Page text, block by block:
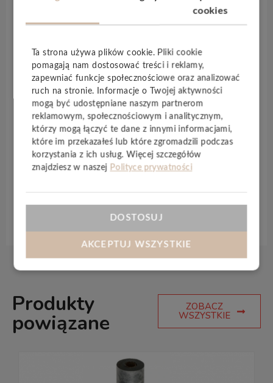
Specyfikacja techniczna
technologicznie rozwiązań, posiadają one
odzwierciedlającenaturalne drewno. Subtelne
oddzielenie desek wzmaga wizualne wrażenie
prawdziwego, drewnianego parkietu, a
równocześnie dodaje pomieszczeniom lekkości i
naturalnego designu. Dekory seriiSkyLinecechuje
niezwykle wysoka odporność na użytkowanie –
świetnie sprawdzą się one także w pomieszczeniach
o dużym natężeniu ruchu oraz narażonych na
kontakt z wodą kuchniach czy łazienkach.
Produkty
powiązane
ZOBACZ
WSZYSTKIE
cookies
Ta strona używa plików cookie. Pliki cookie
pomagają nam dostosować treści i reklamy,
zapewniać funkcje społecznościowe oraz analizować
ruch na stronie. Informacje o Twojej aktywności
mogą być udostępniane naszym partnerom
reklamowym, społecznościowym i analitycznym,
którzy mogą łączyć te dane z innymi informacjami,
które im przekazałeś lub które zgromadzili podczas
korzystania z ich usług. Więcej szczegółów
znajdziesz w naszej Polityce prywatności
DOSTOSUJ
AKCEPTUJ WSZYSTKIE